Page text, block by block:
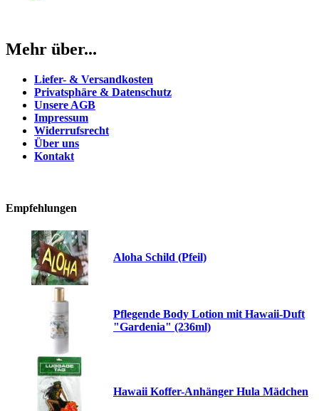
Mehr über...
Liefer- & Versandkosten
Privatsphäre & Datenschutz
Unsere AGB
Impressum
Widerrufsrecht
Über uns
Kontakt
Empfehlungen
Aloha Schild (Pfeil)
Pflegende Body Lotion mit Hawaii-Duft
"Gardenia" (236ml)
Hawaii Koffer-Anhänger Hula Mädchen